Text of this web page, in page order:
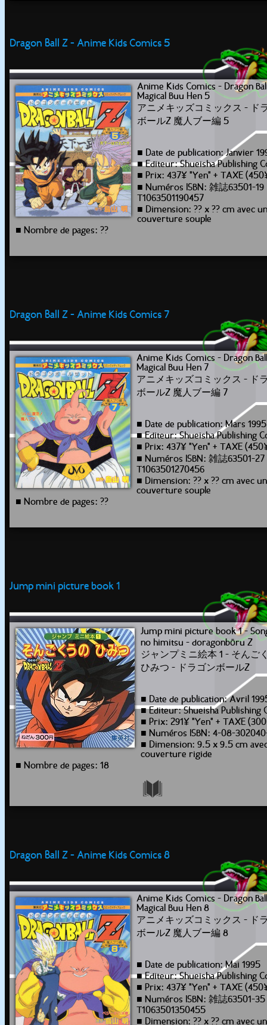
Dragon Ball Z - Anime Kids Comics 5
Anime Kids Comics - Dragon
Magical Buu Hen 5
アニメキッズコミックス - ド
ボールZ 魔人ブー編 5
■ Date de publication: Janvier
■ Editeur: Shueisha Publishing
■ Prix: 437¥ "Yen" + TAXE
■ Numéros ISBN: 雑誌63501-19
T1063501190457
■ Dimension: ?? x ?? cm avec
couverture souple
■ Nombre de pages: ??
Dragon Ball Z - Anime Kids Comics 7
Anime Kids Comics - Dragon
Magical Buu Hen 7
アニメキッズコミックス - ド
ボールZ 魔人ブー編 7
■ Date de publication: Mars 1995
■ Editeur: Shueisha Publishing
■ Prix: 437¥ "Yen" + TAXE
■ Numéros ISBN: 雑誌63501-27
T1063501270456
■ Dimension: ?? x ?? cm avec
couverture souple
■ Nombre de pages: ??
Jump mini picture book 1
Jump mini picture book 1 -
no himitsu - doragonbōru Z
ジャンプミニ絵本 1 - そんご
ひみつ - ドラゴンボールZ
■ Date de publication: Avril
■ Editeur: Shueisha Publishing
■ Prix: 291¥ "Yen" + TAXE
■ Numéros ISBN: 4-08-
■ Dimension: 9.5 x 9.5 cm
couverture rigide
■ Nombre de pages: 18
Dragon Ball Z - Anime Kids Comics 8
Anime Kids Comics - Dragon
Magical Buu Hen 8
アニメキッズコミックス - ド
ボールZ 魔人ブー編 8
■ Date de publication: Mai 1995
■ Editeur: Shueisha Publishing
■ Prix: 437¥ "Yen" + TAXE
■ Numéros ISBN: 雑誌63501-35
T1063501350455
■ Dimension: ?? x ?? cm avec